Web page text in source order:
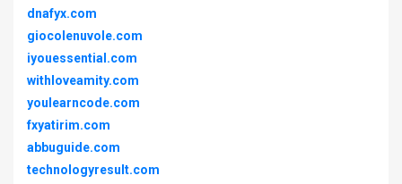
dnafyx.com
giocolenuvole.com
iyouessential.com
withloveamity.com
youlearncode.com
fxyatirim.com
abbuguide.com
technologyresult.com